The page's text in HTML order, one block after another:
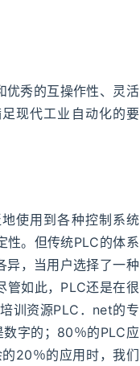
秀的互操作性、灵活
现代工业自动化的要
使用到各种控制系统
性。但传统PLC的体系
异，当用户选择了一种
管如此，PLC还是在很
训资源PLC．net的专
字的；80％的PLC应
20％的应用时，我们